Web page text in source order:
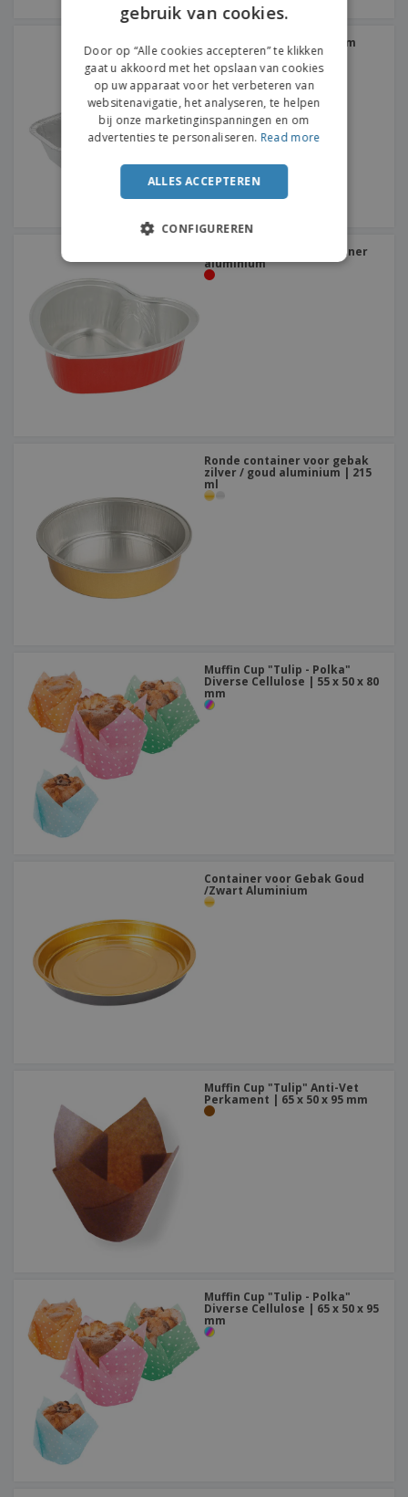
Container voor aluminium
Engelse cake
Hartvormige deegcontainer
aluminium
Ronde container voor gebak
zilver / goud aluminium | 215
ml
Muffin Cup "Tulip - Polka"
Diverse Cellulose | 55 x 50 x 80
mm
Container voor Gebak Goud
/Zwart Aluminium
Muffin Cup "Tulip" Anti-Vet
Perkament | 65 x 50 x 95 mm
Muffin Cup "Tulip - Polka"
Diverse Cellulose | 65 x 50 x 95
mm
ENGLISH
gebruik van cookies.
Door op “Alle cookies accepteren” te klikken
gaat u akkoord met het opslaan van cookies
op uw apparaat voor het verbeteren van
websitenavigatie, het analyseren, te helpen
bij onze marketinginspanningen en om
advertenties te personaliseren. Read more
ALLES ACCEPTEREN
CONFIGUREREN